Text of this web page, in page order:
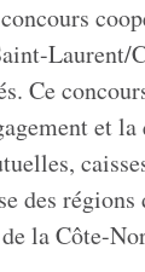
Laurent/
Ce
et la
des régions
la Côte-